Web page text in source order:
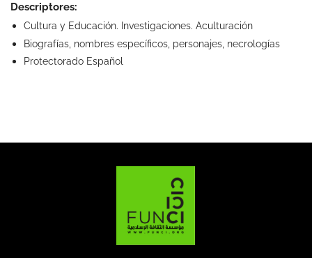
Descriptores:
Cultura y Educación. Investigaciones. Aculturación
Biografías, nombres específicos, personajes, necrologías
Protectorado Español